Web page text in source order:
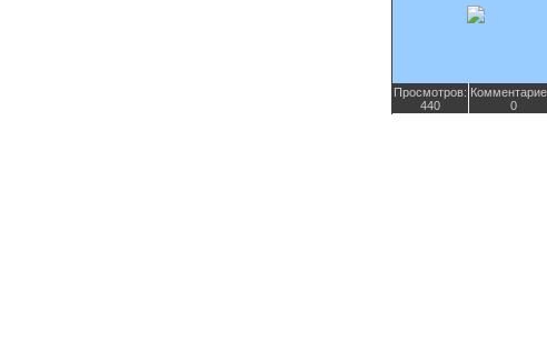
Просмотров:
440
0